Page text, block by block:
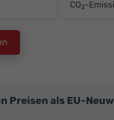
CO2-
als EU-